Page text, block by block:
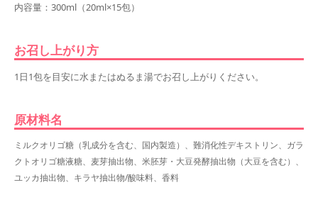
内容量：300ml（20ml×15包）
お召し上がり方
1日1包を目安に水またはぬるま湯でお召し上がりください。
原材料名
ミルクオリゴ糖（乳成分を含む、国内製造）、難消化性デキストリン、ガラ
クトオリゴ糖液糖、麦芽抽出物、米胚芽・大豆発酵抽出物（大豆を含む）、
ユッカ抽出物、キラヤ抽出物/酸味料、香料